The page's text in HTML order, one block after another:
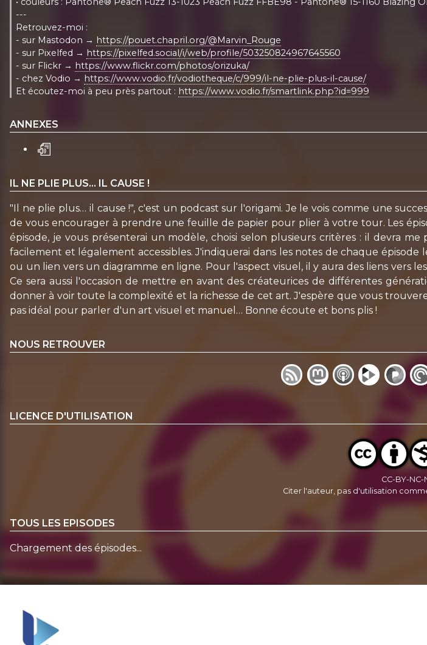
---
Retrouvez-moi :
- sur Mastodon → https://pouet.chapril.org/@Marvin_Rouge
- sur Pixelfed → https://pixelfed.social/i/web/profile/503250824967645560
- sur Flickr → https://www.flickr.com/photos/orizuka/
- chez Vodio → https://www.vodio.fr/vodiotheque/c/999/il-ne-plie-plus-il-cause/
Et écoutez-moi à peu près partout : https://www.vodio.fr/smartlink.php?id=999
ANNEXES
IL NE PLIE PLUS… IL CAUSE !
"Il ne plie plus… il cause !", c'est un podcast sur l'origami. Je le vois comme une
de vous encourager à prendre une feuille de papier pour plier à votre tour. Les
épisode, je vous présenterai un modèle, choisi selon plusieurs critères : il devra
facilement et légalement accessibles. J'indiquerai dans les notes de chaque
ou un lien vers un diagramme en ligne. Pour l'aspect visuel, il y aura des liens vers
Ce sera aussi l'occasion de mettre en avant des créateurices de différentes
donner à voir toute la complexité et la richesse de cet art. J'espère que vous
pas idéal pour parler d'un art visuel et manuel… Bonne écoute et bons plis !
NOUS RETROUVER
LICENCE D'UTILISATION
CC-BY-NC-
Citer l'auteur, pas d'utilisation
TOUS LES EPISODES
Chargement des épisodes...